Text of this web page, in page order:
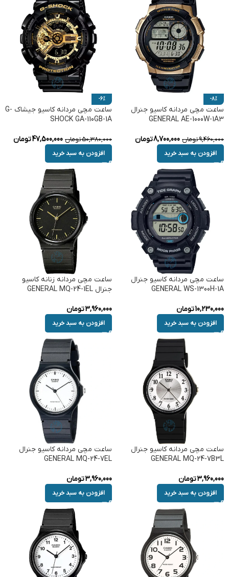
-8%
ساعت مچی مردانه کاسیو جنرال
GENERAL AE-1000W-1A3
9,460,000تومان 8,700,000تومان
افزودن به سبد خرید
-6%
ساعت مچی مردانه کاسیو جیشاک G-
SHOCK GA-110GB-1A
50,380,000تومان 47,500,000تومان
افزودن به سبد خرید
ساعت مچی مردانه کاسیو جنرال
GENERAL WS-1300H-1A
10,230,000تومان
افزودن به سبد خرید
ساعت مچی مردانه زنانه کاسیو
جنرال GENERAL MQ-24-1EL
3,960,000تومان
افزودن به سبد خرید
ساعت مچی مردانه کاسیو جنرال
GENERAL MQ-24-7B3L
3,960,000تومان
افزودن به سبد خرید
ساعت مچی مردانه کاسیو جنرال
GENERAL MQ-24-7EL
3,960,000تومان
افزودن به سبد خرید